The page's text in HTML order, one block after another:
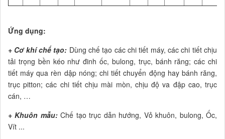
Ứng dụng:
+ Cơ khí chế tạo: Dùng chế tạo các chi tiết máy, các chi tiết chịu
tải trọng bền kéo như đinh ốc, bulong, trục, bánh răng; các chi
tiết máy qua rèn dập nóng; chi tiết chuyển động hay bánh răng,
trục pitton; các chi tiết chịu mài mòn, chịu độ va đập cao, trục
cán, …
+ Khuôn mẫu:Chế tạo trục dẫn hướng, Vỏ khuôn, bulong, Ốc,
Vít ...